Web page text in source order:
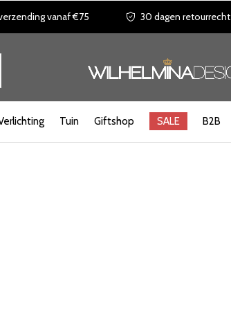
Tuin Giftshop SALE B2B
vanaf €75 30 dagen retourrecht